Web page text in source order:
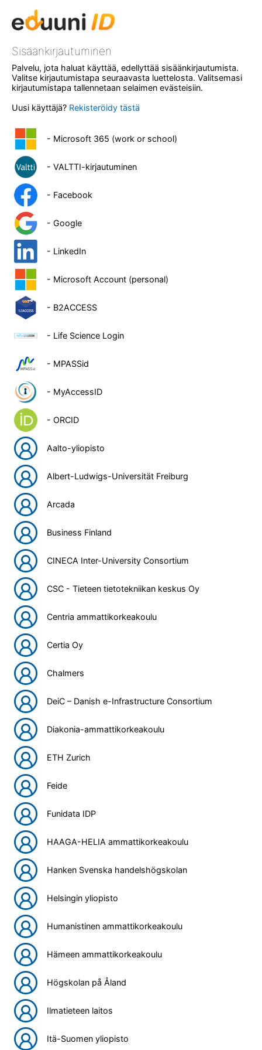
Sisäänkirjautuminen
Palvelu, jota haluat käyttää, edellyttää sisäänkirjautumista.
Valitse kirjautumistapa seuraavasta luettelosta. Valitsemasi
kirjautumistapa tallennetaan selaimen evästeisiin.
Uusi käyttäjä? Rekisteröidy tästä
- Microsoft 365 (work or school)
- VALTTI-kirjautuminen
- Facebook
- Google
- LinkedIn
- Microsoft Account (personal)
- B2ACCESS
- Life Science Login
- MPASSid
- MyAccessID
- ORCID
Aalto-yliopisto
Albert-Ludwigs-Universität Freiburg
Arcada
Business Finland
CINECA Inter-University Consortium
CSC - Tieteen tietotekniikan keskus Oy
Centria ammattikorkeakoulu
Certia Oy
Chalmers
DeiC – Danish e-Infrastructure Consortium
Diakonia-ammattikorkeakoulu
ETH Zurich
Feide
Funidata IDP
HAAGA-HELIA ammattikorkeakoulu
Hanken Svenska handelshögskolan
Helsingin yliopisto
Humanistinen ammattikorkeakoulu
Hämeen ammattikorkeakoulu
Högskolan på Åland
Ilmatieteen laitos
Itä-Suomen yliopisto